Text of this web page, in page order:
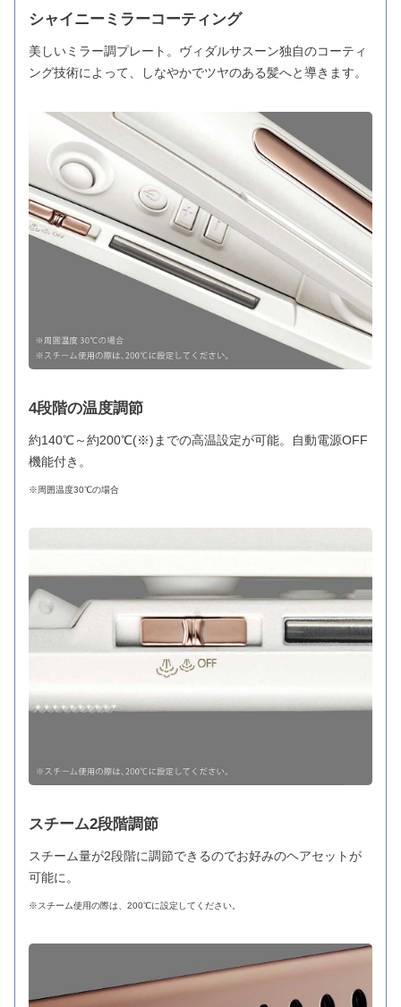
シャイニーミラーコーティング
美しいミラー調プレート。ヴィダルサスーン独自のコーティ
ング技術によって、しなやかでツヤのある髪へと導きます。
4段階の温度調節
約140℃～約200℃(※)までの高温設定が可能。自動電源OFF
機能付き。
※周囲温度30℃の場合
スチーム2段階調節
スチーム量が2段階に調節できるのでお好みのヘアセットが
可能に。
※スチーム使用の際は、200℃に設定してください。